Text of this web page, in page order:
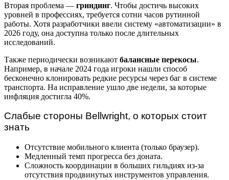
Вторая проблема — гриндинг. Чтобы достичь высоких
уровней в профессиях, требуется сотни часов рутинной
работы. Хотя разработчики ввели систему «автоматизации» в
2026 году, она доступна только после длительных
исследований.
Также периодически возникают балансные перекосы.
Например, в начале 2024 года игроки нашли способ
бесконечно клонировать редкие ресурсы через баг в системе
транспорта. На исправление ушло две недели, за которые
инфляция достигла 40%.
Слабые стороны Bellwright, о которых стоит
знать
Отсутствие мобильного клиента (только браузер).
Медленный темп прогресса без доната.
Сложность координации в больших гильдиях из-за
отсутствия продвинутых инструментов управления.